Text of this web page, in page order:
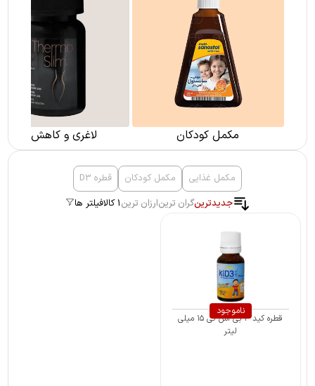
مکمل کودکان لاغری و کاهش وزن
مکمل غذایی مکمل کودکان
قطره D3
جدیدترینگران ترینارزان ترین1 کالا فیلتر ها
ناموجود
قطره کید ۳ بی اس کی ۱۵ میلی
لیتر